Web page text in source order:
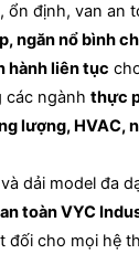
ổn định, van an
ngăn nổ bình
hành liên tục
các ngành thực
lượng, HVAC,
dải model đa
toàn VYC
đối cho mọi hệ